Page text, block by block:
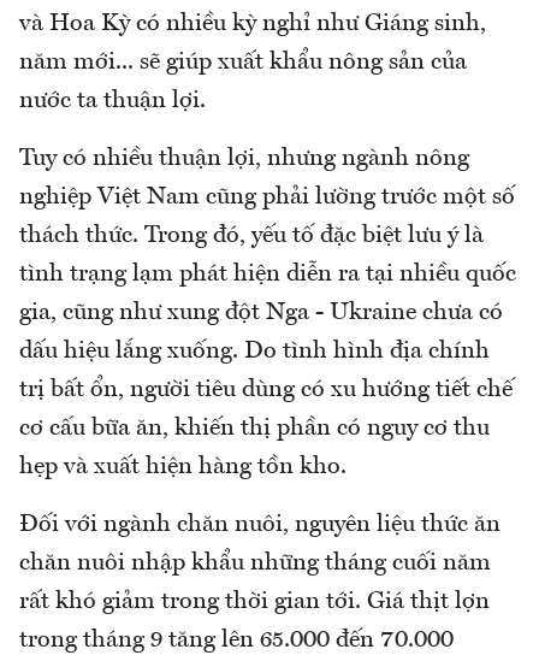
và Hoa Kỳ có nhiều kỳ nghỉ như Giáng sinh,
năm mới... sẽ giúp xuất khẩu nông sản của
nước ta thuận lợi.
Tuy có nhiều thuận lợi, nhưng ngành nông
nghiệp Việt Nam cũng phải lường trước một số
thách thức. Trong đó, yếu tố đặc biệt lưu ý là
tình trạng lạm phát hiện diễn ra tại nhiều quốc
gia, cũng như xung đột Nga - Ukraine chưa có
dấu hiệu lắng xuống. Do tình hình địa chính
trị bất ổn, người tiêu dùng có xu hướng tiết chế
cơ cấu bữa ăn, khiến thị phần có nguy cơ thu
hẹp và xuất hiện hàng tồn kho.
Đối với ngành chăn nuôi, nguyên liệu thức ăn
chăn nuôi nhập khẩu những tháng cuối năm
rất khó giảm trong thời gian tới. Giá thịt lợn
trong tháng 9 tăng lên 65.000 đến 70.000